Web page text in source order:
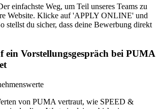
einfachste Weg, um Teil unseres Teams zu
Website. Klicke auf 'APPLY ONLINE' und
stellst du sicher, dass deine Bewerbung direkt
ein Vorstellungsgespräch bei PUMA
von PUMA vertraut, wie SPEED &